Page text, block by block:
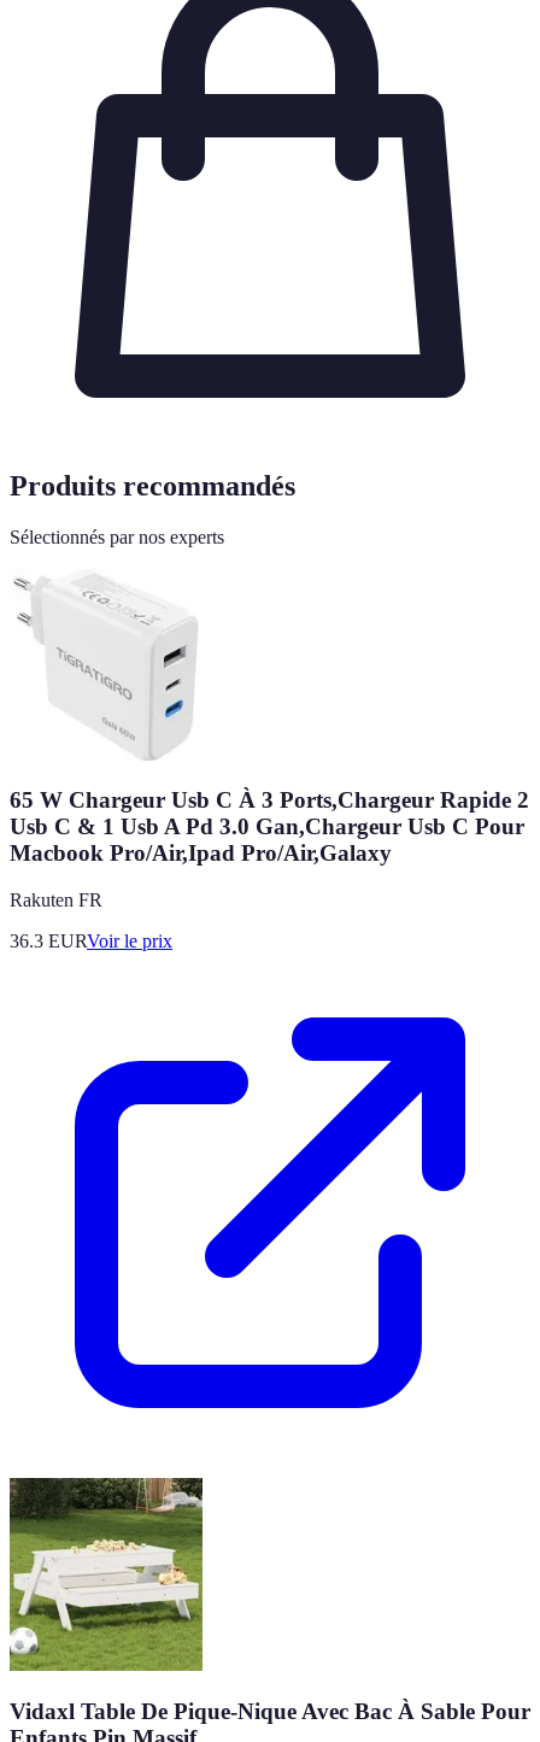
Produits recommandés
Sélectionnés par nos experts
65 W Chargeur Usb C À 3 Ports,Chargeur Rapide 2
Usb C & 1 Usb A Pd 3.0 Gan,Chargeur Usb C Pour
Macbook Pro/Air,Ipad Pro/Air,Galaxy
Rakuten FR
36.3 EURVoir le prix
Vidaxl Table De Pique-Nique Avec Bac À Sable Pour